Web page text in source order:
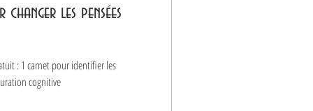
les pensées
: 1 carnet pour identifier les
cognitive